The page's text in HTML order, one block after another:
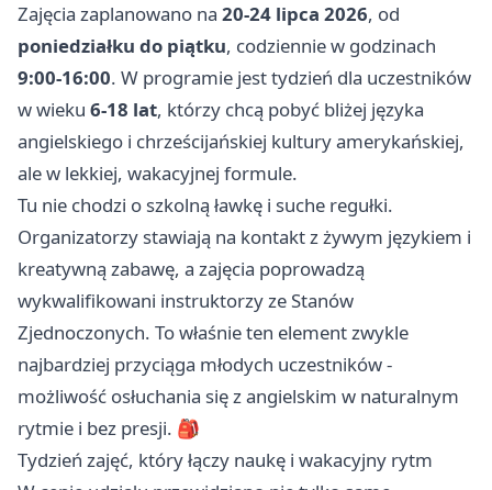
Zajęcia zaplanowano na 20-24 lipca 2026, od
poniedziałku do piątku, codziennie w godzinach
9:00-16:00. W programie jest tydzień dla uczestników
w wieku 6-18 lat, którzy chcą pobyć bliżej języka
angielskiego i chrześcijańskiej kultury amerykańskiej,
ale w lekkiej, wakacyjnej formule.
Tu nie chodzi o szkolną ławkę i suche regułki.
Organizatorzy stawiają na kontakt z żywym językiem i
kreatywną zabawę, a zajęcia poprowadzą
wykwalifikowani instruktorzy ze Stanów
Zjednoczonych. To właśnie ten element zwykle
najbardziej przyciąga młodych uczestników -
możliwość osłuchania się z angielskim w naturalnym
rytmie i bez presji. 🎒
Tydzień zajęć, który łączy naukę i wakacyjny rytm